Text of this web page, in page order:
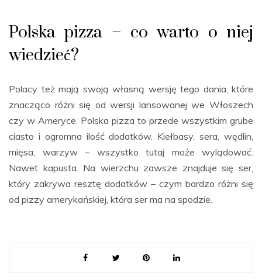
Polska pizza – co warto o niej
wiedzieć?
Polacy też mają swoją własną wersję tego dania, które
znacząco różni się od wersji lansowanej we Włoszech
czy w Ameryce. Polska pizza to przede wszystkim grube
ciasto i ogromna ilość dodatków. Kiełbasy, sera, wędlin,
mięsa, warzyw – wszystko tutaj może wylądować.
Nawet kapusta. Na wierzchu zawsze znajduje się ser,
który zakrywa resztę dodatków – czym bardzo różni się
od pizzy amerykańskiej, która ser ma na spodzie.